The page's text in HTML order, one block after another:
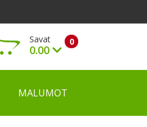
0
Savat
0.00
MALUMOT